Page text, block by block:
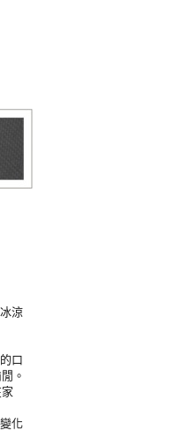
涼
口
。
化